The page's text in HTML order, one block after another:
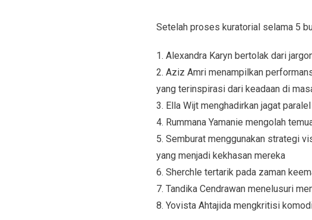
Setelah proses kuratorial selama 5
1. Alexandra Karyn bertolak dari
2. Aziz Amri menampilkan
yang terinspirasi dari keadaan di
3. Ella Wijt menghadirkan jagat
4. Rummana Yamanie mengolah
5. Semburat menggunakan strategi
yang menjadi kekhasan mereka
6. Sherchle tertarik pada zaman
7. Tandika Cendrawan menelusuri
8. Yovista Ahtajida mengkritisi